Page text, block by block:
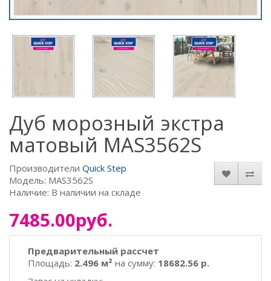
Дуб морозный экстра
матовый MAS3562S
Производители Quick Step
Модель: MAS3562S
Наличие: В наличии на складе
7485.00руб.
Предварительный рассчет
Площадь: 2.496 м² на сумму: 18682.56 р.